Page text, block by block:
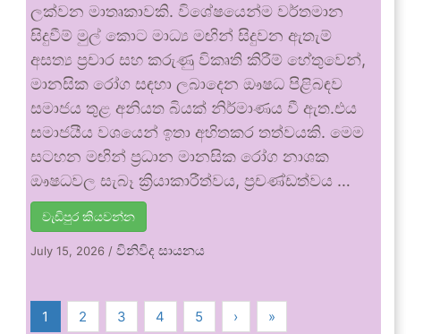
ලක්වන මාතෘකාවකි. විශේෂයෙන්ම වර්තමාන
සිදුවීම් මුල් කොට මාධ්‍ය මඟින් සිදුවන ඇතැම්
අසත්‍ය ප්‍රචාර සහ කරුණු විකෘති කිරීම් හේතුවෙන්,
මානසික රෝග සඳහා ලබාදෙන ඖෂධ පිළිබඳව
සමාජය තුළ අනියත බියක් නිර්මාණය වී ඇත.එය
සමාජයීය වශයෙන් ඉතා අහිතකර තත්වයකි. මෙම
සටහන මඟින් ප්‍රධාන මානසික රෝග නාශක
ඖෂධවල සැබෑ ක්‍රියාකාරීත්වය, ප්‍රචණ්ඩත්වය …
වැඩිපුර කියවන්න
July 15, 2026 /විනිවිද සායනය
1 2 3 4 5 › »